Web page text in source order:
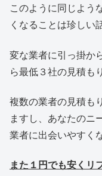
このように同じよう
くなることは珍しい
変な業者に引っ掛か
ら最低３社の見積も
複数の業者の見積も
ますし、あなたのニ
業者に出会いやすく
また１円でも安くリ